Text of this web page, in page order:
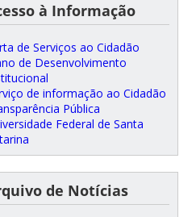
à Informação
de Serviços ao Cidadão
de Desenvolvimento
de informação ao Cidadão
Pública
Federal de Santa
de Notícias